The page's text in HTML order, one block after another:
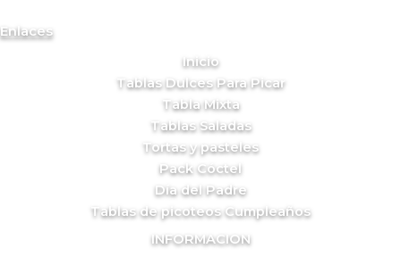
Enlaces
Inicio
Tablas Dulces Para Picar
Tabla Mixta
Tablas Saladas
Tortas y pasteles
Pack Cóctel
Día del Padre
Tablas de picoteos Cumpleaños
INFORMACION